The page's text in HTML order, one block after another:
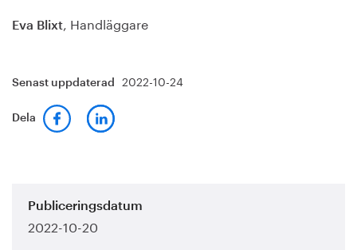
Eva Blixt, Handläggare
Senast uppdaterad 2022-10-24
Dela
Publiceringsdatum
2022-10-20